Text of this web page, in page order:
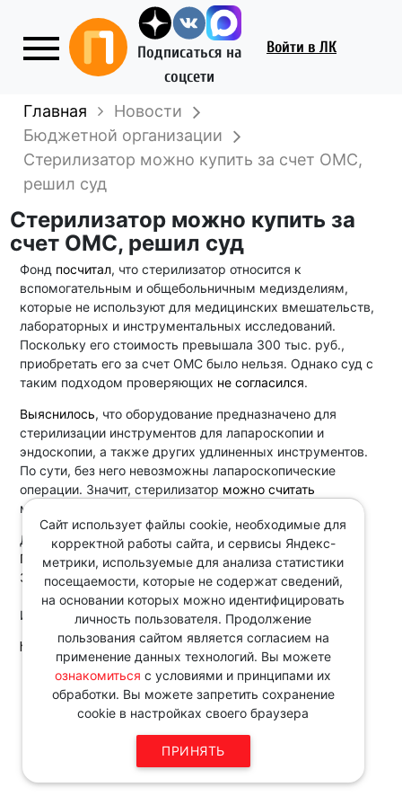
Подписаться на
соцсети
Войти в ЛК
Главная
Новости
Бюджетной организации
Стерилизатор можно купить за счет ОМС,
решил суд
Стерилизатор можно купить за
счет ОМС, решил суд
Фонд посчитал, что стерилизатор относится к
вспомогательным и общебольничным медизделиям,
которые не используют для медицинских вмешательств,
лабораторных и инструментальных исследований.
Поскольку его стоимость превышала 300 тыс. руб.,
приобретать его за счет ОМС было нельзя. Однако суд с
таким подходом проверяющих не согласился.
Выяснилось, что оборудование предназначено для
стерилизации инструментов для лапароскопии и
эндоскопии, а также других удлиненных инструментов.
По сути, без него невозможны лапароскопические
операции. Значит, стерилизатор можно считать
медизделием для медицинских вмешательств.
Документ:
Постановление 7-го ААС от 20.06.2024 по делу N А45-
32135/2023
Источник:
http://www.consultant.ru
Сайт использует файлы cookie, необходимые для
корректной работы сайта, и сервисы Яндекс-
метрики, используемые для анализа статистики
посещаемости, которые не содержат сведений,
на основании которых можно идентифицировать
личность пользователя. Продолжение
пользования сайтом является согласием на
применение данных технологий. Вы можете
ознакомиться с условиями и принципами их
обработки. Вы можете запретить сохранение
cookie в настройках своего браузера
ПРИНЯТЬ
Звоните по телефону в рабочие
дни с 9:00 до 18:00
8 343 287 51 45